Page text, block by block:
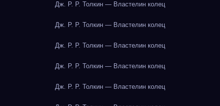
Дж. Р. Р. Толкин — Властелин колец
Дж. Р. Р. Толкин — Властелин колец
Дж. Р. Р. Толкин — Властелин колец
Дж. Р. Р. Толкин — Властелин колец
Дж. Р. Р. Толкин — Властелин колец